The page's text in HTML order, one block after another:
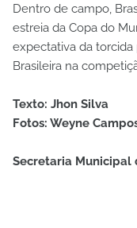
Dentro de campo,
estreia da Copa do
expectativa da torcida
Brasileira na
Texto: Jhon Silva
Fotos: Weyne
Secretaria Municipal